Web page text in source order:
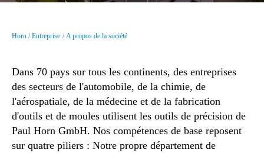
Horn Entreprise A propos de la société
Dans 70 pays sur tous les continents, des entreprises
des secteurs de l'automobile, de la chimie, de
l'aérospatiale, de la médecine et de la fabrication
d'outils et de moules utilisent les outils de précision de
Paul Horn GmbH. Nos compétences de base reposent
sur quatre piliers : Notre propre département de